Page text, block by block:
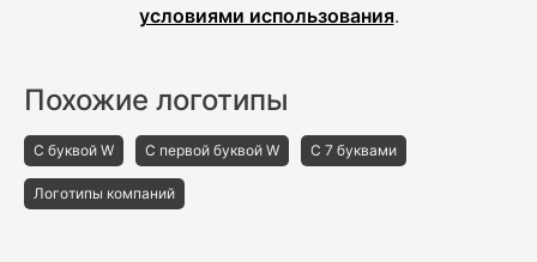
условиями использования.
Похожие логотипы
С буквой W С первой буквой W С 7 буквами
Логотипы компаний